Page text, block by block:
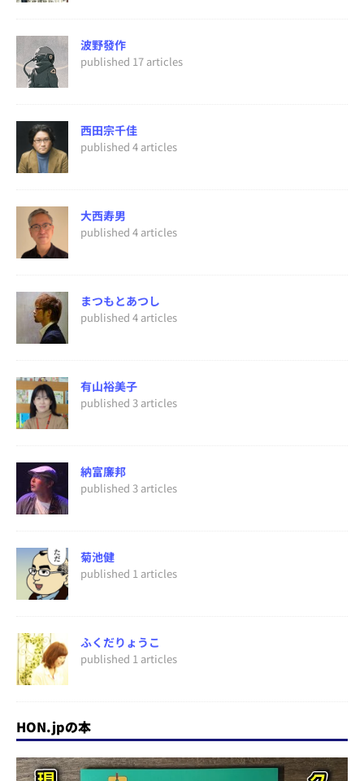
波野發作
published 17 articles
西田宗千佳
published 4 articles
大西寿男
published 4 articles
まつもとあつし
published 4 articles
有山裕美子
published 3 articles
納富廉邦
published 3 articles
菊池健
published 1 articles
ふくだりょうこ
published 1 articles
HON.jpの本